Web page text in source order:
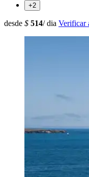
+2
desde $ 514/ dia Verificar